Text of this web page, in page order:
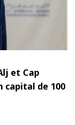
et Cap
capital de 100